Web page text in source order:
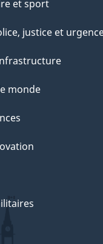
et sport
justice et
monde